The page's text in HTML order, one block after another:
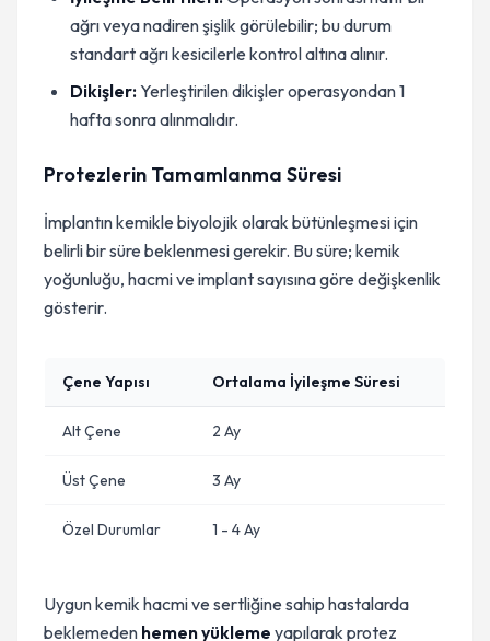
ağrı veya nadiren şişlik görülebilir; bu durum
standart ağrı kesicilerle kontrol altına alınır.
Dikişler:Yerleştirilen dikişler operasyondan 1
hafta sonra alınmalıdır.
Protezlerin Tamamlanma Süresi
İmplantın kemikle biyolojik olarak bütünleşmesi için
belirli bir süre beklenmesi gerekir. Bu süre; kemik
yoğunluğu, hacmi ve implant sayısına göre değişkenlik
gösterir.
Çene Yapısı Ortalama İyileşme Süresi
Alt Çene 2 Ay
Üst Çene 3 Ay
Özel Durumlar 1 - 4 Ay
Uygun kemik hacmi ve sertliğine sahip hastalarda
beklemeden hemen yükleme yapılarak protez